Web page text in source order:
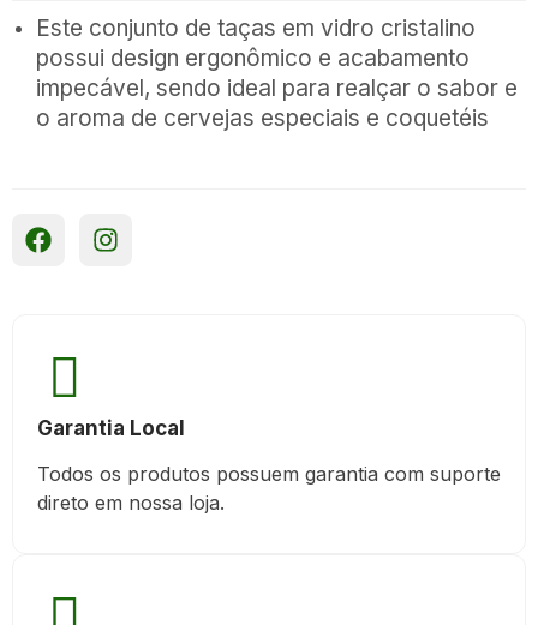
Este conjunto de taças em vidro cristalino
possui design ergonômico e acabamento
impecável, sendo ideal para realçar o sabor e
o aroma de cervejas especiais e coquetéis
Garantia Local
Todos os produtos possuem garantia com suporte
direto em nossa loja.